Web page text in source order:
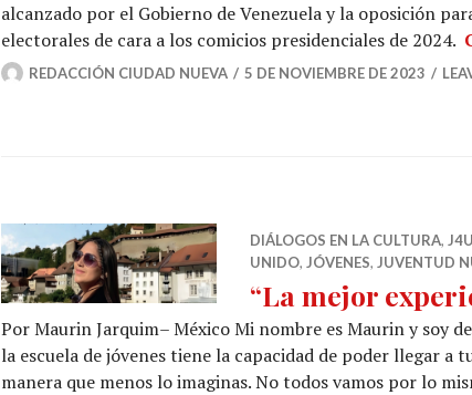
alcanzado por el Gobierno de Venezuela y la oposición
electorales de cara a los comicios presidenciales de 2024.
REDACCIÓN CIUDAD NUEVA 5 DE NOVIEMBRE DE 2023
DIÁLOGOS EN LA CULTURA,
UNIDO, JÓVENES, JUVENTUD
“La mejor
Por Maurin Jarquim– México Mi nombre es Maurin y soy
la escuela de jóvenes tiene la capacidad de poder llegar a
manera que menos lo imaginas. No todos vamos por lo